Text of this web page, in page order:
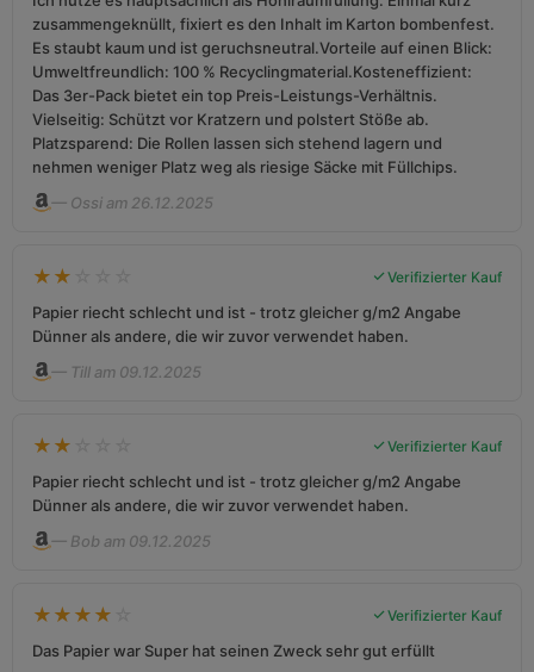
zusammengeknüllt, fixiert es den Inhalt im Karton bombenfest.
Es staubt kaum und ist geruchsneutral.​Vorteile auf einen Blick:​
Umweltfreundlich: 100 % Recyclingmaterial.​Kosteneffizient:
Das 3er-Pack bietet ein top Preis-Leistungs-Verhältnis.​
Vielseitig: Schützt vor Kratzern und polstert Stöße ab.​
Platzsparend: Die Rollen lassen sich stehend lagern und
nehmen weniger Platz weg als riesige Säcke mit Füllchips.
— Ossi am 26.12.2025
★ ★ Verifizierter Kauf
Papier riecht schlecht und ist - trotz gleicher g/m2 Angabe
Dünner als andere, die wir zuvor verwendet haben.
— Till am 09.12.2025
★ ★ Verifizierter Kauf
Papier riecht schlecht und ist - trotz gleicher g/m2 Angabe
Dünner als andere, die wir zuvor verwendet haben.
— Bob am 09.12.2025
★ ★ ★ ★ Verifizierter Kauf
Das Papier war Super hat seinen Zweck sehr gut erfüllt